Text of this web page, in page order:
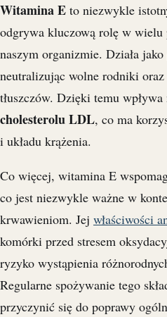
Witamina E to niezwykle
odgrywa kluczową rolę w wielu
naszym organizmie. Działa
neutralizując wolne rodniki
tłuszczów. Dzięki temu
cholesterolu LDL, co ma
i układu krążenia.
Co więcej, witamina E
co jest niezwykle ważne w
krwawieniom. Jej właściwości
komórki przed stresem
ryzyko wystąpienia
Regularne spożywanie tego
przyczynić się do poprawy